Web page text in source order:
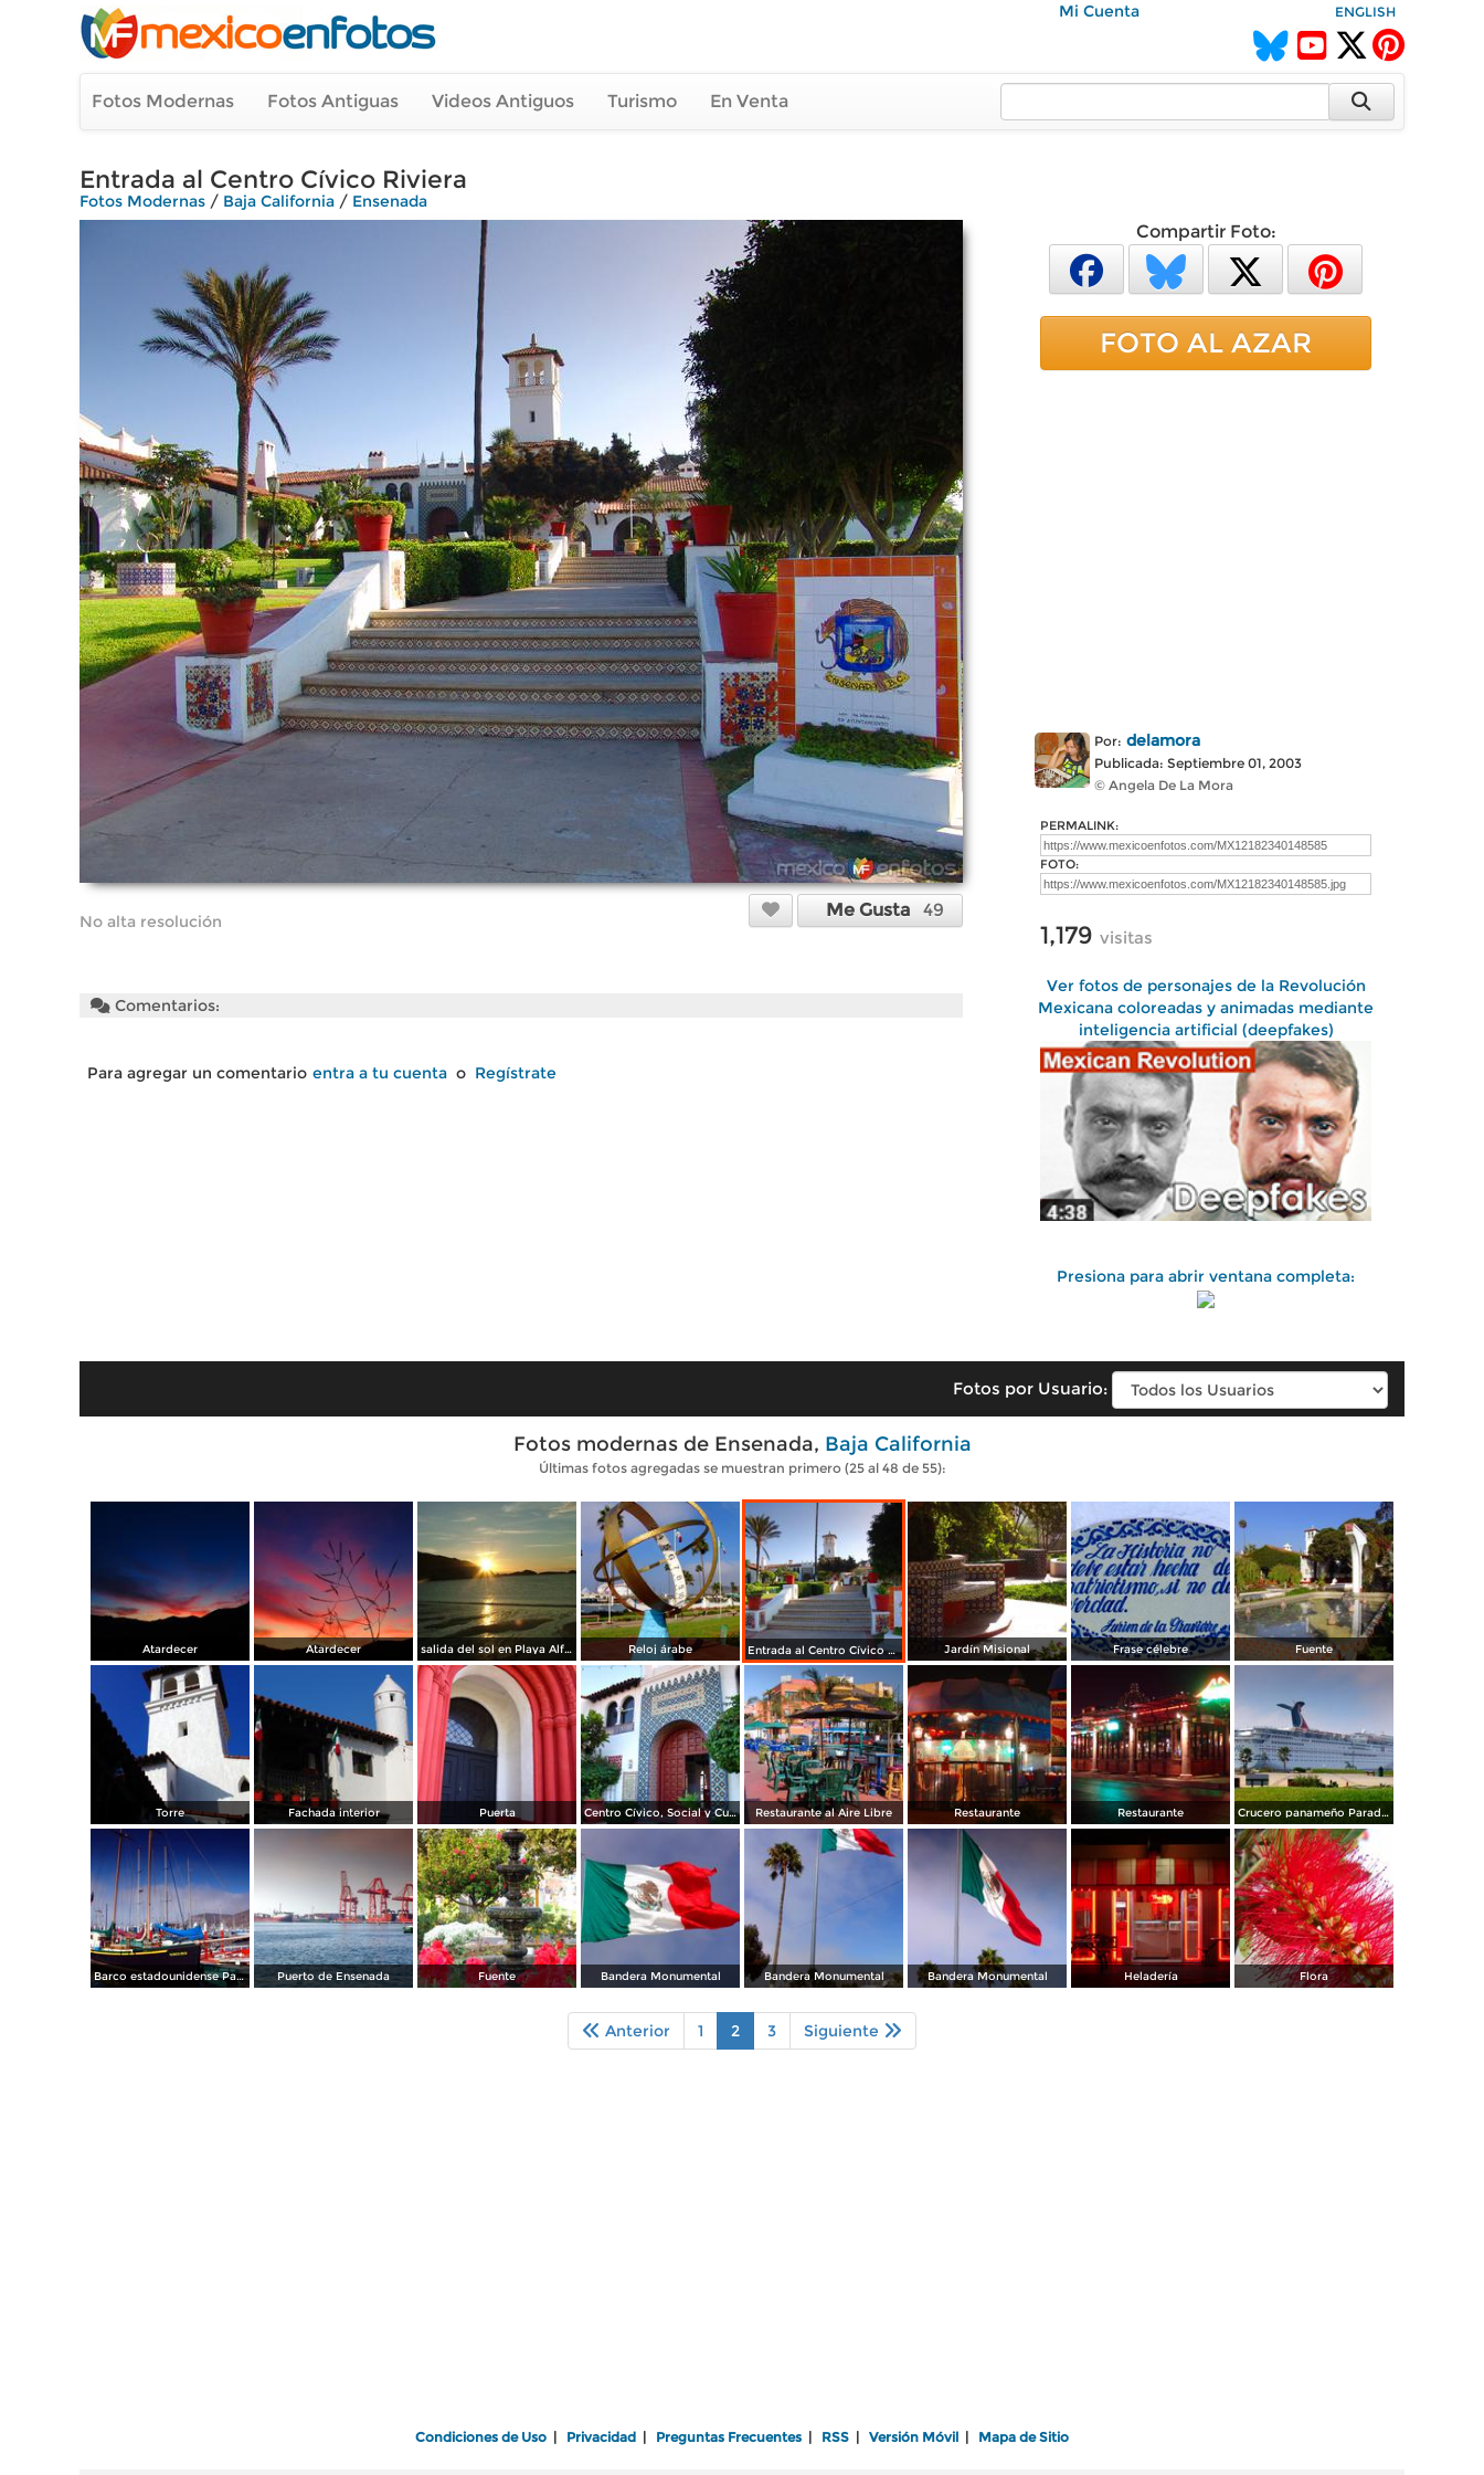
Mi Cuenta ENGLISH
Fotos Modernas Fotos Antiguas Videos Antiguos Turismo En Venta
Entrada al Centro Cívico Riviera
Fotos Modernas / Baja California / Ensenada
No alta resolución
Me Gusta 49
Comentarios:
Para agregar un comentario entra a tu cuenta o Regístrate
Compartir Foto:
FOTO AL AZAR
Por: delamora
Publicada: Septiembre 01, 2003
© Angela De La Mora
PERMALINK:
FOTO:
1,179 visitas
Ver fotos de personajes de la Revolución
Mexicana coloreadas y animadas mediante
inteligencia artificial (deepfakes)
Presiona para abrir ventana completa:
Fotos por Usuario:
Fotos modernas de Ensenada, Baja California
Últimas fotos agregadas se muestran primero (25 al 48 de 55):
Atardecer Atardecer salida del sol en Playa Alfoncinas Reloj árabe Entrada al Centro Cívico Riviera Jardín Misional Frase célebre Fuente
Torre Fachada interior Puerta Centro Cívico, Social y Cultural Riviera Restaurante al Aire Libre Restaurante Restaurante Crucero panameño Paradise
Barco estadounidense Patricia Belle Puerto de Ensenada Fuente Bandera Monumental Bandera Monumental Bandera Monumental Heladería Flora
Anterior 1 2 3 Siguiente
Condiciones de Uso Privacidad Preguntas Frecuentes RSS Versión Móvil Mapa de Sitio